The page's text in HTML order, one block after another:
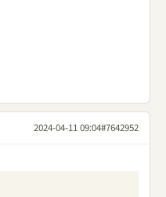
2024-04-11 09:04#7642952